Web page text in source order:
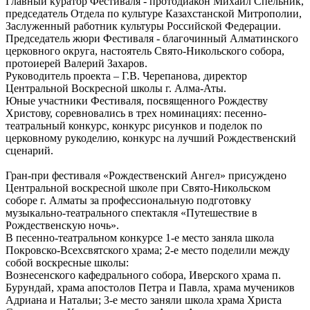
председатель Отдела по культуре Казахстанской Митрополии,
Заслуженный работник культуры Российской Федерации.
Председатель жюри Фестиваля - благочинный Алматинского
церковного округа, настоятель Свято-Никольского собора,
протоиерей Валерий Захаров.
Руководитель проекта – Г.В. Черепанова, директор
Центральной Воскресной школы г. Алма-Аты.
Юные участники Фестиваля, посвященного Рождеству
Христову, соревновались в трех номинациях: песенно-
театральный конкурс, конкурс рисунков и поделок по
церковному рукоделию, конкурс на лучший Рождественский
сценарий.
Гран-при фестиваля «Рождественский Ангел» присуждено
Центральной воскресной школе при Свято-Никольском
соборе г. Алматы за профессиональную подготовку
музыкально-театрального спектакля «Путешествие в
Рождественскую ночь».
В песенно-театральном конкурсе 1-е место заняла школа
Покровско-Всехсвятского храма; 2-е место поделили между
собой воскресные школы:
Вознесенского кафедрального собора, Иверского храма п.
Бурундай, храма апостолов Петра и Павла, храма мучеников
Адриана и Натальи; 3-е место заняли школа храма Христа